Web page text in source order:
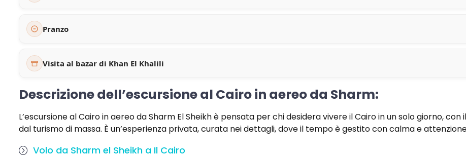
Pranzo
Visita al bazar di Khan El Khalili
Descrizione dell’escursione al Cairo in aereo da Sharm:
L’escursione al Cairo in aereo da Sharm El Sheikh è pensata per chi desidera vivere il Cairo in un solo giorno,
dal turismo di massa. È un’esperienza privata, curata nei dettagli, dove il tempo è gestito con calma e
Volo da Sharm el Sheikh a Il Cairo